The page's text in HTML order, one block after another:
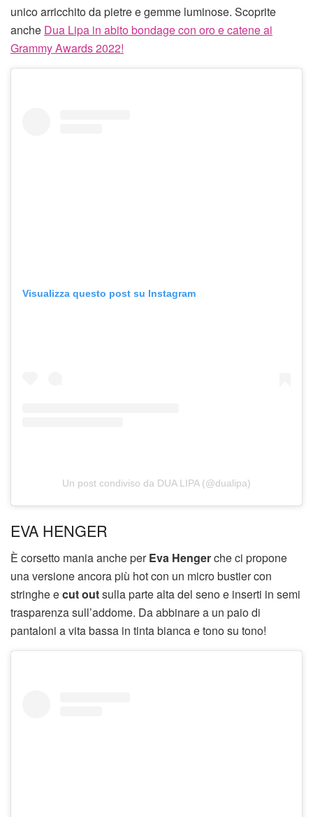
unico arricchito da pietre e gemme luminose. Scoprite
anche Dua Lipa in abito bondage con oro e catene ai
Grammy Awards 2022!
Visualizza questo post su Instagram
Un post condiviso da DUA LIPA (@dualipa)
EVA HENGER
È corsetto mania anche perEva Hengerche ci propone
una versione ancora più hot con un micro bustier con
stringhe ecut outsulla parte alta del seno e inserti in semi
trasparenza sull’addome. Da abbinare a un paio di
pantaloni a vita bassa in tinta bianca e tono su tono!